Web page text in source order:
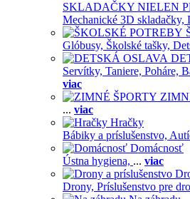
SKLADAČKY NIELEN
Mechanické 3D skladačky,
Glóbusy, Školské tašky,
Servítky, Taniere, Poháre,
viac
... viac
Hračky
Bábiky a príslušenstvo,
Domácnosť
Ústna hygiena, ... viac
Drony, Príslušenstvo pre